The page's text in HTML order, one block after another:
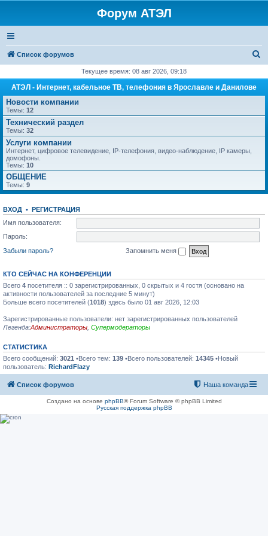
Форум АТЭЛ
Список форумов
с
Текущее время: 08 авг 2026, 09:18
АТЭЛ - Интернет, кабельное ТВ, телефония в Ярославле и Данилове
Новости компании
Темы: 12
Технический раздел
Темы: 32
Услуги компании
Интернет, цифровое телевидение, IP-телефония, видео-наблюдение, IP камеры,
домофоны.
Темы: 10
ОБЩЕНИЕ
Темы: 9
ВХОД • РЕГИСТРАЦИЯ
Имя пользователя:
Пароль:
Забыли пароль?
Запомнить меня
КТО СЕЙЧАС НА КОНФЕРЕНЦИИ
Всего 4 посетителя :: 0 зарегистрированных, 0 скрытых и 4 гостя (основано на
активности пользователей за последние 5 минут)
Больше всего посетителей (1018) здесь было 01 авг 2026, 12:03
Зарегистрированные пользователи: нет зарегистрированных пользователей
Легенда:Администраторы Супермодераторы
СТАТИСТИКА
Всего сообщений: 3021 •Всего тем: 139 •Всего пользователей: 14345 •Новый
пользователь: RichardFlazy
Список форумов Наша команда
Создано на основе phpBB® Forum Software © phpBB Limited
Русская поддержка phpBB